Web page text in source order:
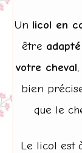
Un licol en
être adapté
votre cheval
bien
que le
Le licol est